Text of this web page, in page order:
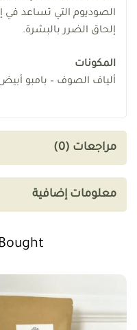
الصوديوم التي تساعد في
إلحاق الضرر بالبشرة.
المكونات
ألياف الصوف – بامبو
مراجعات (0)
معلومات إضافية